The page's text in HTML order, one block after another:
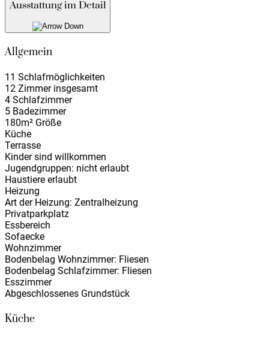
Ausstattung im Detail
Allgemein
11 Schlafmöglichkeiten
12 Zimmer insgesamt
4 Schlafzimmer
5 Badezimmer
180m² Größe
Küche
Terrasse
Kinder sind willkommen
Jugendgruppen: nicht erlaubt
Haustiere erlaubt
Heizung
Art der Heizung: Zentralheizung
Privatparkplatz
Essbereich
Sofaecke
Wohnzimmer
Bodenbelag Wohnzimmer: Fliesen
Bodenbelag Schlafzimmer: Fliesen
Esszimmer
Abgeschlossenes Grundstück
Küche